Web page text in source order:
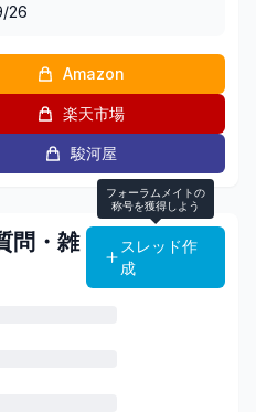
26
Amazon
楽天市場
駿河屋
問・雑
フォーラムメイトの
称号を獲得しよう
スレッド作
成